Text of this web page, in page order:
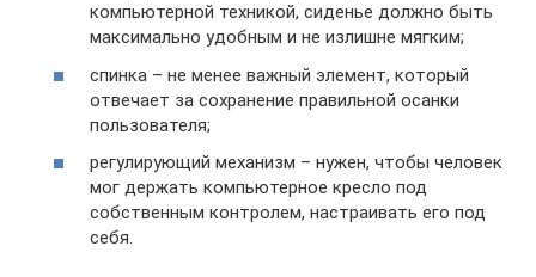
компьютерной техникой, сиденье должно быть
максимально удобным и не излишне мягким;
спинка – не менее важный элемент, который
отвечает за сохранение правильной осанки
пользователя;
регулирующий механизм – нужен, чтобы человек
мог держать компьютерное кресло под
собственным контролем, настраивать его под
себя.